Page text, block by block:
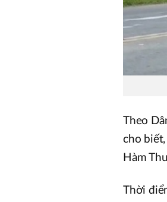
Theo
cho
Hàm
Thời